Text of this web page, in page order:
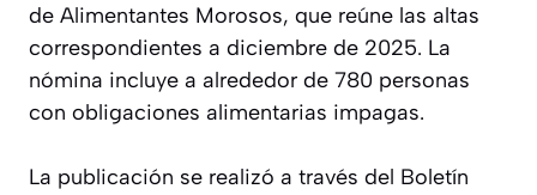
de Alimentantes Morosos, que reúne las altas
correspondientes a diciembre de 2025. La
nómina incluye a alrededor de 780 personas
con obligaciones alimentarias impagas.
La publicación se realizó a través del Boletín